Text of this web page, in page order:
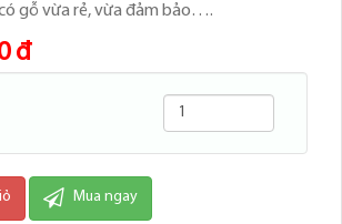
gỗ vừa rẻ, vừa đảm bảo….
đ
Mua ngay